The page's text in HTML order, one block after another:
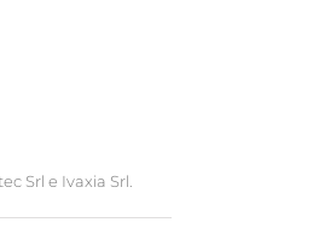
Srl e Ivaxia Srl.